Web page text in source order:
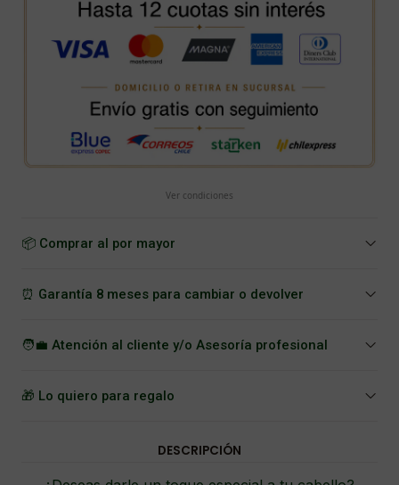
Ver condiciones
📦 Comprar al por mayor
⏰ Garantía 8 meses para cambiar o devolver
🧑‍💼 Atención al cliente y/o Asesoría profesional
🎁 Lo quiero para regalo
DESCRIPCIÓN